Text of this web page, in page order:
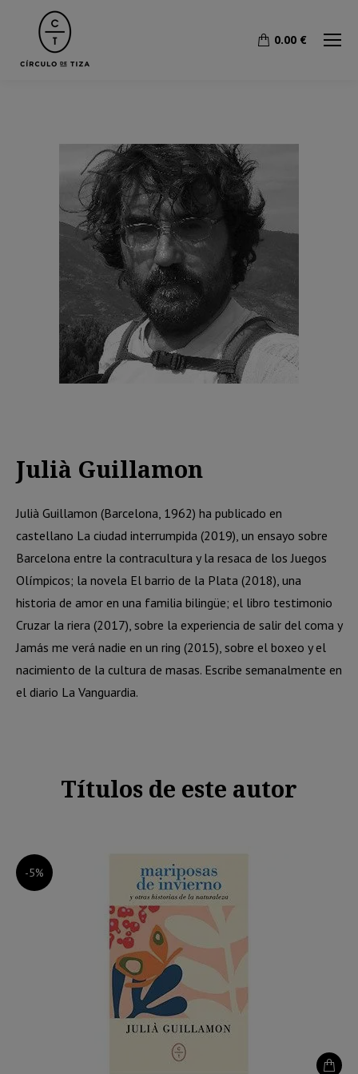
0.00 €
Julià Guillamon
Julià Guillamon (Barcelona, 1962) ha publicado en
castellano La ciudad interrumpida (2019), un ensayo sobre
Barcelona entre la contracultura y la resaca de los Juegos
Olímpicos; la novela El barrio de la Plata (2018), una
historia de amor en una familia bilingüe; el libro testimonio
Cruzar la riera (2017), sobre la experiencia de salir del coma y
Jamás me verá nadie en un ring (2015), sobre el boxeo y el
nacimiento de la cultura de masas. Escribe semanalmente en
el diario La Vanguardia.
Títulos de este autor
-5%